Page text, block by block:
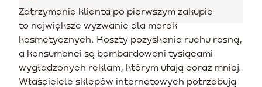
Zatrzymanie klienta po pierwszym zakupie
to największe wyzwanie dla marek
kosmetycznych. Koszty pozyskania ruchu rosną,
a konsumenci są bombardowani tysiącami
wygładzonych reklam, którym ufają coraz mniej.
Właściciele sklepów internetowych potrzebują